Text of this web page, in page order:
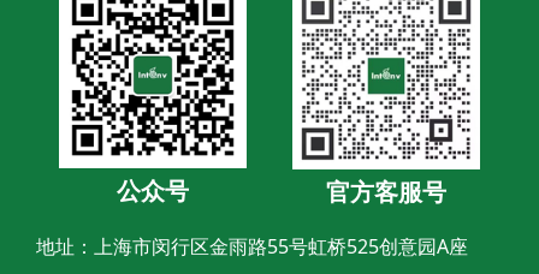
公众号 官方客服号
地址：上海市闵行区金雨路55号虹桥525创意园A座